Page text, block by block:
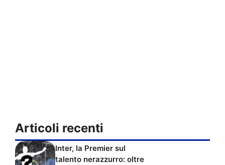
Articoli recenti
Inter, la Premier sul
talento nerazzurro: oltre